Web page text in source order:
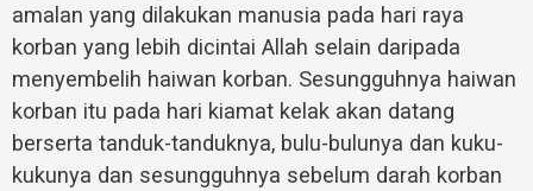
amalan yang dilakukan manusia pada hari raya
korban yang lebih dicintai Allah selain daripada
menyembelih haiwan korban. Sesungguhnya haiwan
korban itu pada hari kiamat kelak akan datang
berserta tanduk-tanduknya, bulu-bulunya dan kuku-
kukunya dan sesungguhnya sebelum darah korban